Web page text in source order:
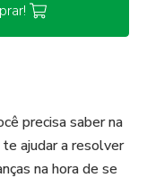
precisa saber na
ajudar a resolver
na hora de se